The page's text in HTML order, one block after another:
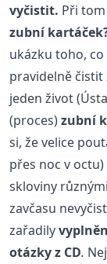
vyčistit. Při
zubní
ukázku toho,
pravidelně čistit
jeden život
(proces)zubní
si, že velice
přes noc v
skloviny
zavčasu
zařadily
otázky z CD.